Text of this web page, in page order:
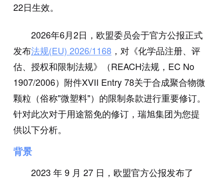
22日生效。
2026年6月2日，欧盟委员会于官方公报正式
发布法规(EU) 2026/1168 ，对《化学品注册、评
估、授权和限制法规》（REACH法规，EC No
1907/2006）附件XVII Entry 78关于合成聚合物微
颗粒（俗称"微塑料"）的限制条款进行重要修订。
针对此次对于用途豁免的修订，瑞旭集团为您提
供以下分析。
背景
2023 年 9 月 27 日，欧盟官方公报发布了